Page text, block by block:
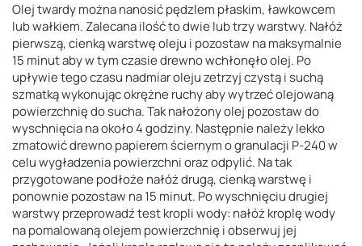
Olej twardy można nanosić pędzlem płaskim, ławkowcem
lub wałkiem. Zalecana ilość to dwie lub trzy warstwy. Nałóż
pierwszą, cienką warstwę oleju i pozostaw na maksymalnie
15 minut aby w tym czasie drewno wchłonęło olej. Po
upływie tego czasu nadmiar oleju zetrzyj czystą i suchą
szmatkąwykonując okrężne ruchy aby wytrzeć olejowaną
powierzchnię do sucha. Tak nałożony olej pozostaw do
wyschnięcia na około 4 godziny. Następnie należy lekko
zmatowić drewno papierem ściernym o granulacji P-240 w
celu wygładzenia powierzchni oraz odpylić. Na tak
przygotowane podłoże nałóż drugą, cienką warstwę i
ponownie pozostaw na 15 minut. Po wyschnięciu drugiej
warstwy przeprowadź test kropli wody: nałóż kroplęwody
na pomalowaną olejem powierzchnię i obserwuj jej